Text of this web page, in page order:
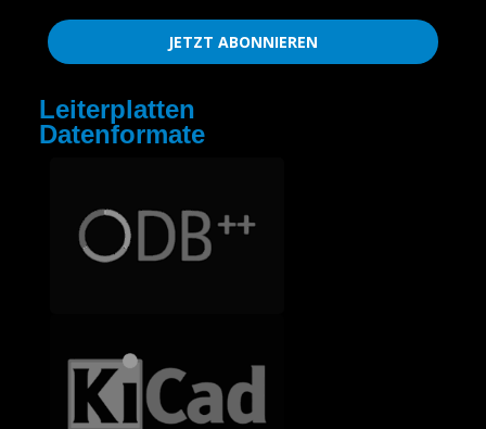
JETZT ABONNIEREN
Leiterplatten
Datenformate